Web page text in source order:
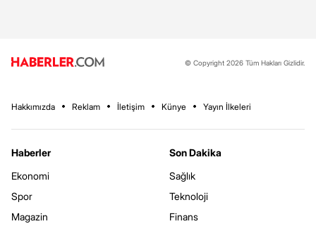
© Copyright 2026 Tüm Hakları Gizlidir.
Hakkımızda Reklam İletişim Künye Yayın İlkeleri
Haberler
Ekonomi
Spor
Magazin
Son Dakika
Sağlık
Teknoloji
Finans